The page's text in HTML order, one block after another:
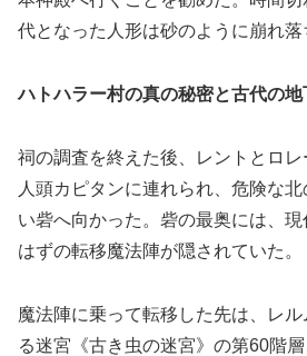
代となった人形は砂のように崩れ落
ハトハラー村の真の秘密と古代の地
祠の調査を終えた後、レントとロ
人頭カピタンに連れられ、危険な
い砦へ向かった。砦の最奥には、
はずの転移魔法陣が隠されていた。
魔法陣に乗って転移した先は、レ
る迷宮《古き虫の迷宮》の第60階